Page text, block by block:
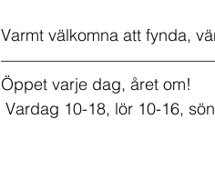
Varmt välkomna att fynda,
Öppet varje dag, året om!
Vardag 10-18, lör 10-16,